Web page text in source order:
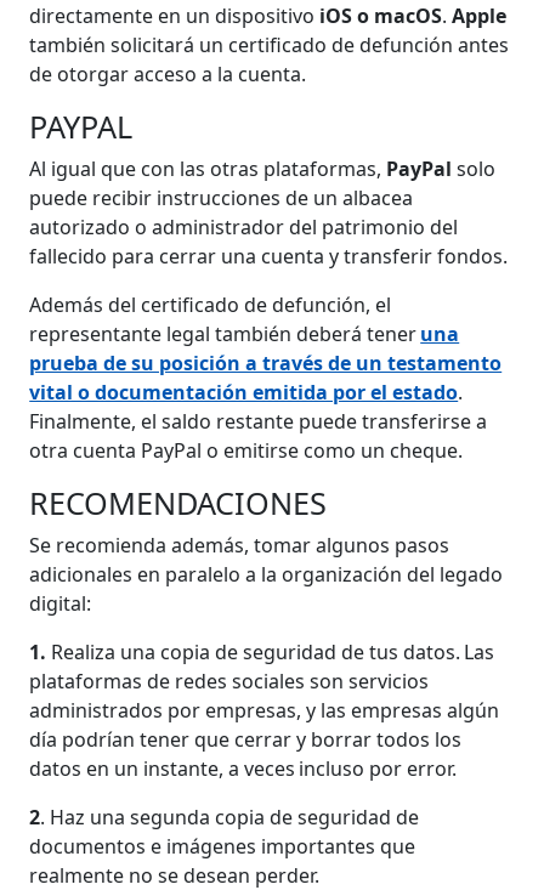
directamente en un dispositivo iOS o macOS.Apple
también solicitará un certificado de defunción antes
de otorgar acceso a la cuenta.
PAYPAL
Al igual que con las otras plataformas, PayPal solo
puede recibir instrucciones de un albacea
autorizado o administrador del patrimonio del
fallecido para cerrar una cuenta y transferir fondos.
Además del certificado de defunción, el
representante legal también deberá teneruna
prueba de su posición a través de un testamento
vital o documentación emitida por el estado.
Finalmente, el saldo restante puede transferirse a
otra cuenta PayPal o emitirse como un cheque.
RECOMENDACIONES
Se recomienda además, tomar algunos pasos
adicionales en paralelo a la organización del legado
digital:
1. Realiza una copia de seguridad de tus datos. Las
plataformas de redes sociales son servicios
administrados por empresas, y las empresas algún
día podrían tener que cerrar y borrar todos los
datos en un instante, a veces incluso por error.
2. Haz una segunda copia de seguridad de
documentos e imágenes importantes que
realmente no se desean perder.